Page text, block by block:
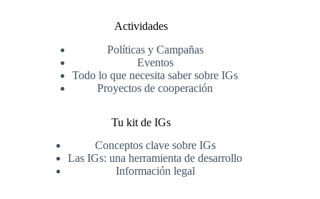
Actividades
Políticas y Campañas
Eventos
Todo lo que necesita saber sobre IGs
Proyectos de cooperación
Tu kit de IGs
Conceptos clave sobre IGs
Las IGs: una herramienta de desarrollo
Información legal